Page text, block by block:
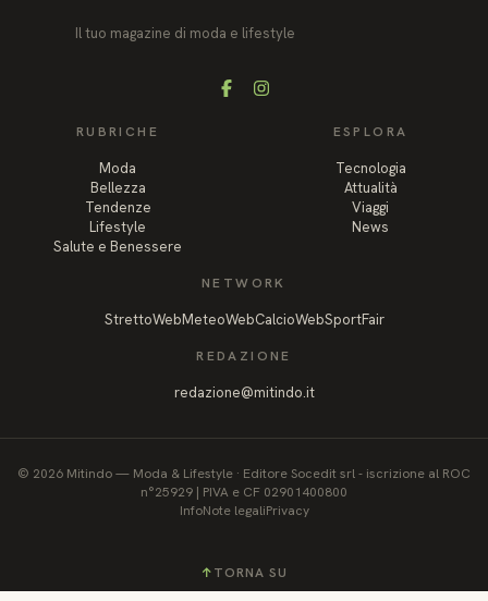
Il tuo magazine di moda e lifestyle
FacebookInstagram
RUBRICHE
Moda
Bellezza
Tendenze
Lifestyle
Salute e Benessere
ESPLORA
Tecnologia
Attualità
Viaggi
News
NETWORK
StrettoWebMeteoWebCalcioWebSportFair
REDAZIONE
redazione@mitindo.it
© 2026 Mitindo— Moda & Lifestyle · Editore Socedit srl - iscrizione al ROC
n°25929 | PIVA e CF 02901400800
InfoNote legaliPrivacy
↑TORNA SU